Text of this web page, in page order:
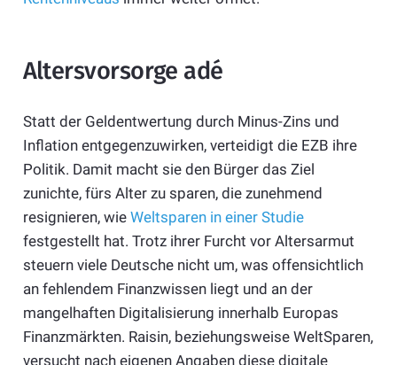
Altersvorsorge adé
Statt der Geldentwertung durch Minus-Zins und
Inflation entgegenzuwirken, verteidigt die EZB ihre
Politik. Damit macht sie den Bürger das Ziel
zunichte, fürs Alter zu sparen, die zunehmend
resignieren, wie Weltsparen in einer Studie
festgestellt hat. Trotz ihrer Furcht vor Altersarmut
steuern viele Deutsche nicht um, was offensichtlich
an fehlendem Finanzwissen liegt und an der
mangelhaften Digitalisierung innerhalb Europas
Finanzmärkten. Raisin, beziehungsweise WeltSparen,
versucht nach eigenen Angaben diese digitale